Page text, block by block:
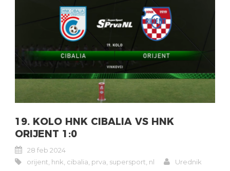
19. KOLO HNK CIBALIA VS HNK
ORIJENT 1:0
28 feb 2024
orijent hnk cibalia prva supersport nl Urednik